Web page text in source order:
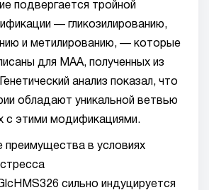
подвергается тройной
— гликозилированию,
и метилированию, — которые
для МАА, полученных из
анализ показал, что
обладают уникальной ветвью
с этими модификациями.
преимущества в условиях
сильно индуцируется